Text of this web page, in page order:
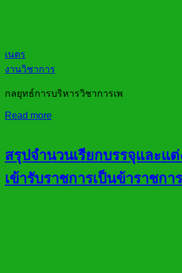
เนตร
งานวิชาการ
กลยุทธ์การบริหารวิชาการเพ
Read more
สรุปจำนวนเรียกบรรจุและแ
เข้ารับราชการเป็นข้าราชกา